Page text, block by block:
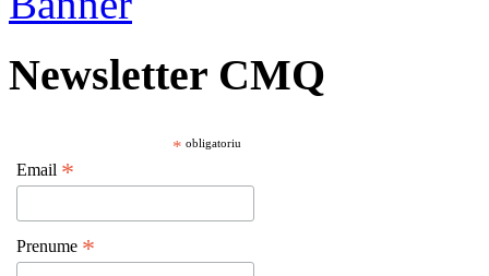
Newsletter CMQ
* obligatoriu
Email *
Prenume *